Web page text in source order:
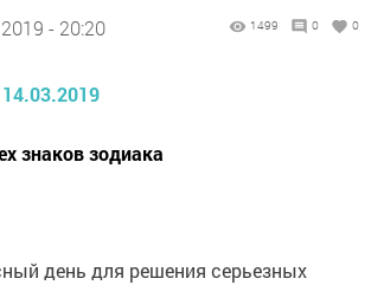
- 20:20 1499 0 0
знаков зодиака
день для решения серьезных